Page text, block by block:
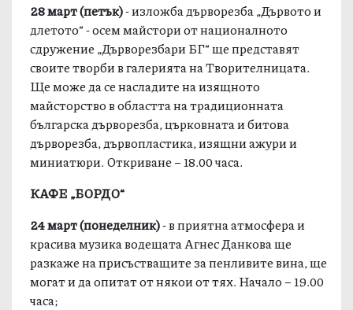
28 март(петък)- изложба дърворезба „Дървото и
длетото“ - осем майстори от националното
сдружение „Дърворезбари БГ“ ще представят
своите творби в галерията на Творителницата.
Ще може да се насладите на изящното
майсторство в областта на традиционната
българска дърворезба, църковната и битова
дърворезба, дървопластика, изящни ажури и
миниатюри. Откриване – 18.00 часа.
КАФЕ „БОРДО“
24 март(понеделник)- в приятна атмосфера и
красива музика водещата Агнес Данкова ще
разкаже на присъстващите за пенливите вина, ще
могат и да опитат от някои от тях. Начало – 19.00
часа;